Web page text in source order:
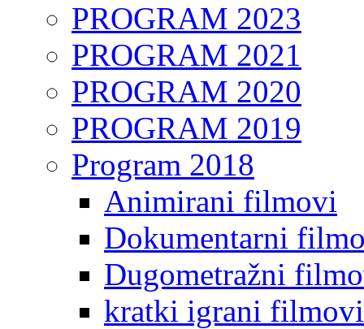
PROGRAM 2023
PROGRAM 2021
PROGRAM 2020
PROGRAM 2019
Program 2018
Animirani filmovi
Dokumentarni
Dugometražni
kratki igrani filmovi